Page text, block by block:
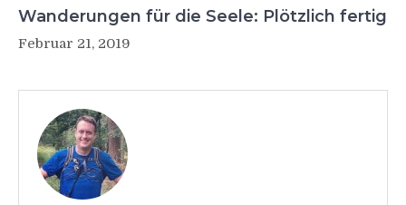
Wanderungen für die Seele: Plötzlich fertig
Februar 21, 2019